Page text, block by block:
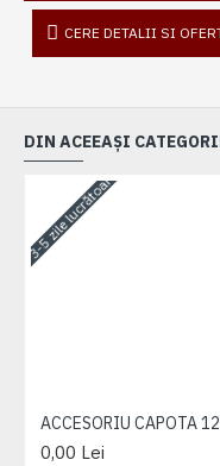
CERE DETALII SI
DIN ACEEAȘI
3-5 zile lucrătoare
ACCESORIU CAPOTA
0,00 Lei